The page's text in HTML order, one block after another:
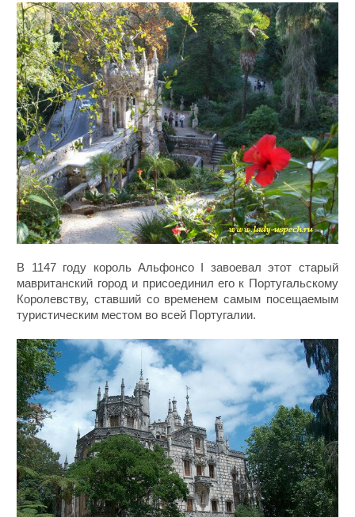
В 1147 году король Альфонсо I завоевал этот старый
мавританский город и присоединил его к Португальскому
Королевству, ставший со временем самым посещаемым
туристическим местом во всей Португалии.